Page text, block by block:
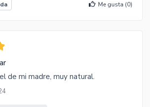
Me gusta (0)
de mi madre, muy natural.